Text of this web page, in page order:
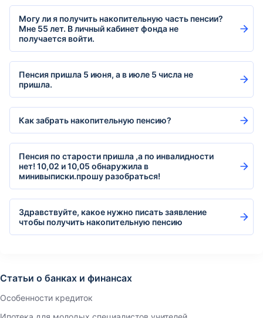
Могу ли я получить накопительную часть пенсии?
Мне 55 лет. В личный кабинет фонда не
получается войти.
Пенсия пришла 5 июня, а в июле 5 числа не
пришла.
Как забрать накопительную пенсию?
Пенсия по старости пришла ,а по инвалидности
нет! 10,02 и 10,05 обнаружила в
минивыписки.прошу разобраться!
Здравствуйте, какое нужно писать заявление
чтобы получить накопительную пенсию
Статьи о банках и финансах
Особенности кредиток